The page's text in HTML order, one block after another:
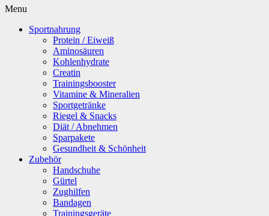
Menu
Sportnahrung
Protein / Eiweiß
Aminosäuren
Kohlenhydrate
Creatin
Trainingsbooster
Vitamine & Mineralien
Sportgetränke
Riegel & Snacks
Diät / Abnehmen
Sparpakete
Gesundheit & Schönheit
Zubehör
Handschuhe
Gürtel
Zughilfen
Bandagen
Trainingsgeräte